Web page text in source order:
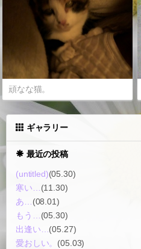
頑なな猫。
ギャラリー
最近の投稿
(untitled)(05.30)
寒い…(11.30)
あ…(08.01)
もう…(05.30)
出逢い…(05.27)
愛おしい。 (05.03)